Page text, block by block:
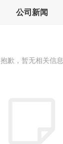
公司新闻
抱歉，暂无相关信息